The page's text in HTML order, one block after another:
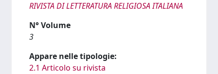
RIVISTA DI LETTERATURA RELIGIOSA ITALIANA
N° Volume
3
Appare nelle tipologie:
2.1 Articolo su rivista